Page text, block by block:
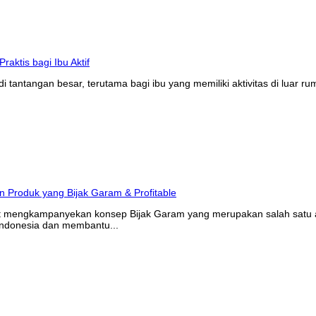
besar, terutama bagi ibu yang memiliki aktivitas di luar
konsep Bijak Garam yang merupakan salah satu
dan membantu...